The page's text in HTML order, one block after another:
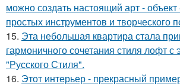
можно создать настоящий арт -
простых инструментов и творческого
15. Эта небольшая квартира стала
гармоничного сочетания стиля лофт с
"Русского Стиля".
16. Этот интерьер - прекрасный